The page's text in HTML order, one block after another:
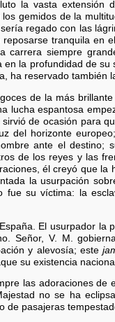
la vasta extensión
gemidos de la
regado con las
tranquila en
carrera siempre
la profundidad de
ha reservado también
de la más
lucha espantosa
de ocasión para
del horizonte
ante el destino;
de los reyes y las
él creyó que
la usurpación
su víctima: la
El usurpador
Señor, V. M.
y alevosía; este
su existencia
las adoraciones
no se ha
de pasajeras